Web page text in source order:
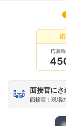
応募
面接官に
面接官：現場